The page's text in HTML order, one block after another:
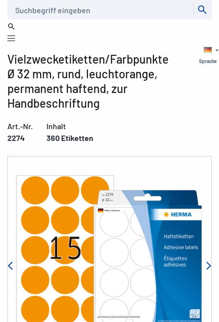
Sprache
Vielzwecketiketten/Farbpunkte
Ø 32 mm, rund, leuchtorange,
permanent haftend, zur
Handbeschriftung
Art.-Nr.
2274
Inhalt
360 Etiketten